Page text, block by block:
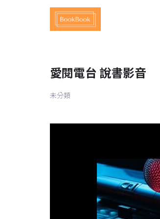
愛閱電台 說書影音
未分類